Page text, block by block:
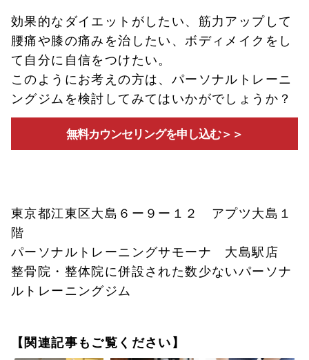
効果的なダイエットがしたい、筋力アップして
腰痛や膝の痛みを治したい、ボディメイクをし
て自分に自信をつけたい。
このようにお考えの方は、パーソナルトレーニ
ングジムを検討してみてはいかがでしょうか？
無料カウンセリングを申し込む＞＞
東京都江東区大島６ー９ー１２ アプツ大島１
階
パーソナルトレーニングサモーナ 大島駅店
整骨院・整体院に併設された数少ないパーソナ
ルトレーニングジム
【関連記事もご覧ください】